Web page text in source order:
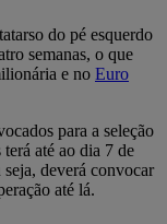
do pé esquerdo
semanas, o que
e no Euro
para a seleção
até ao dia 7 de
deverá convocar
até lá.